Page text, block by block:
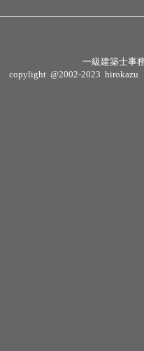
一級建築士
copylight @2002-2023 hirokazu